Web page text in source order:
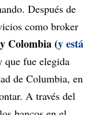
Después de
como broker
Colombia (y está
que fue elegida
de Columbia, en
A través del